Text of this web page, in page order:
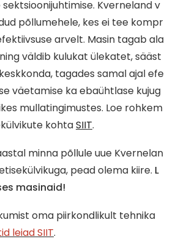
sektsioonijuhtimise. Kverneland v
põllumehele, kes ei tee kompr
arvelt. Masin tagab ala
väldib kulukat ülekatet, sääst
tagades samal ajal efe
väetamise ka ebaühtlase kujug
mullatingimustes. Loe rohkem
kohtaSIIT.
minna põllule uue Kvernelan
pead olema kiire. L
masinaid!
oma piirkondlikult tehnika
leiad SIIT.